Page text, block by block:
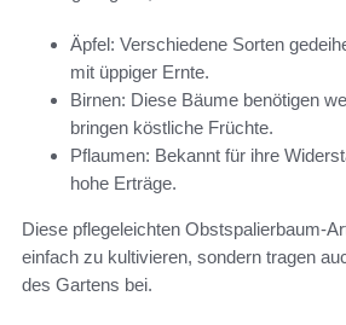
Äpfel: Verschiedene Sorten
mit üppiger Ernte.
Birnen: Diese Bäume benötigen
bringen köstliche Früchte.
Pflaumen: Bekannt für ihre
hohe Erträge.
Diese pflegeleichten Obstspalierbaum-
einfach zu kultivieren, sondern tragen
des Gartens bei.